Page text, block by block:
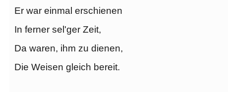
Er war einmal erschienen
In ferner sel'ger Zeit,
Da waren, ihm zu dienen,
Die Weisen gleich bereit.